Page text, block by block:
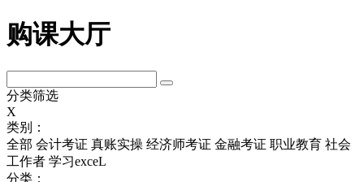
购课大厅
分类筛选
X
类别：
全部 会计考证 真账实操 经济师考证 金融考证 职业教育 社会
工作者 学习exceL
分类：